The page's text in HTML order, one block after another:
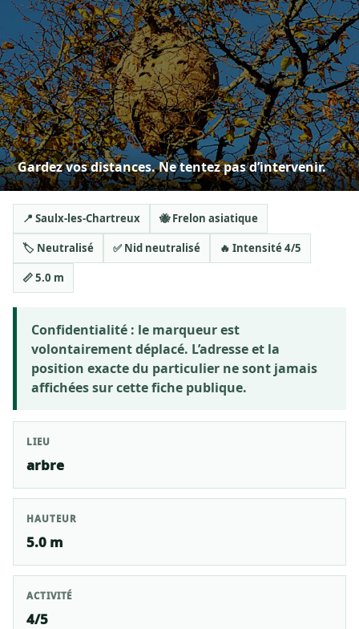
Gardez vos distances. Ne tentez pas d’intervenir.
📍 Saulx-les-Chartreux 🐝 Frelon asiatique
🏷️ Neutralisé ✅ Nid neutralisé 🔥 Intensité 4/5
📏 5.0 m
Confidentialité : le marqueur est
volontairement déplacé. L’adresse et la
position exacte du particulier ne sont jamais
affichées sur cette fiche publique.
LIEU
arbre
HAUTEUR
5.0 m
ACTIVITÉ
4/5